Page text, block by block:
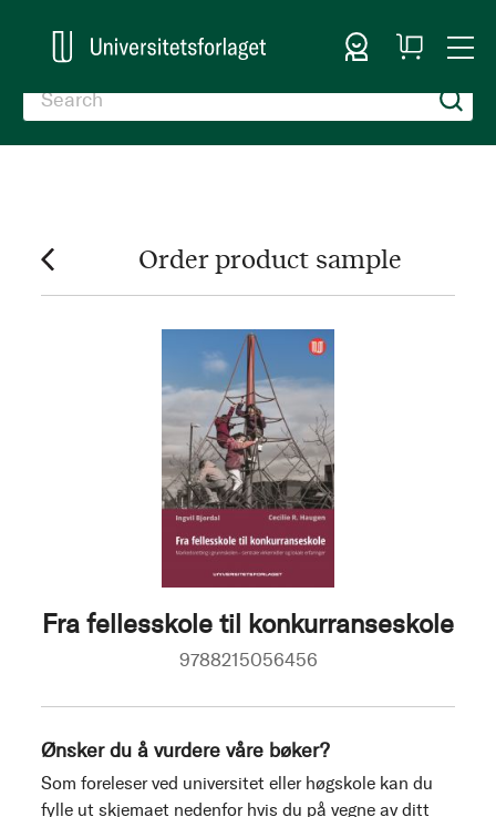
Sign In
My
Cart
Order product sample
Fra fellesskole til konkurranseskole
9788215056456
Ønsker du å vurdere våre bøker?
Som foreleser ved universitet eller høgskole kan du
fylle ut skjemaet nedenfor hvis du på vegne av ditt